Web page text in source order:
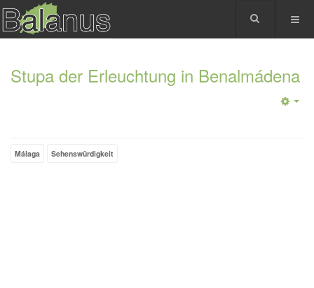
Stupa der Erleuchtung in Benalmádena
Málaga Sehenswürdigkeit